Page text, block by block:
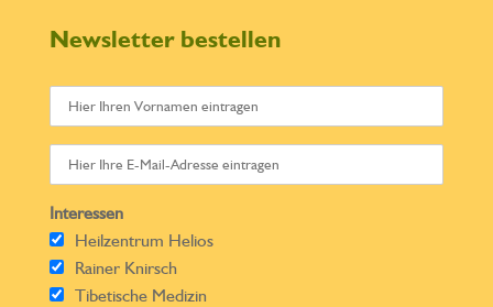
Newsletter bestellen
Interessen
Heilzentrum Helios
Rainer Knirsch
Tibetische Medizin